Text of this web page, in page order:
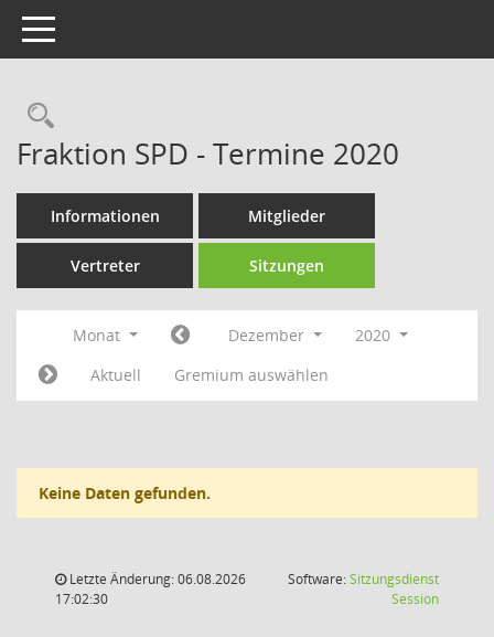
Toggle navigation
Rechercheauswahl
Fraktion SPD - Termine 2020
Informationen Mitglieder
Vertreter Sitzungen
Monat Dezember
2020
Aktuell
Gremium auswählen
Keine Daten gefunden.
Letzte Änderung: 06.08.2026
17:02:30
Software:Sitzungsdienst
Session(Wird in